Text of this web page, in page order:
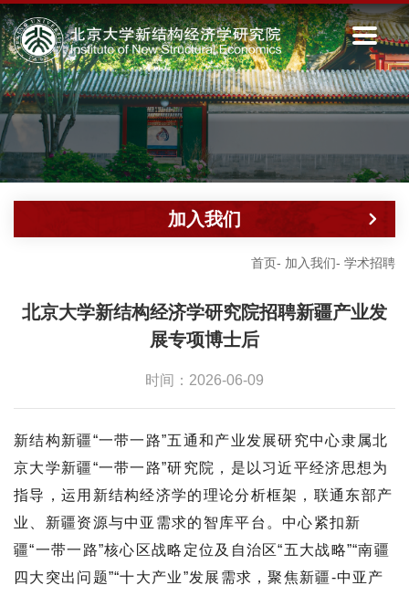
首页- 加入我们- 学术招聘
加入我们
北京大学新结构经济学研究院招聘新疆产业发
展专项博士后
时间：2026-06-09
新结构新疆“一带一路”五通和产业发展研究中心隶属北
京大学新疆“一带一路”研究院，是以习近平经济思想为
指导，运用新结构经济学的理论分析框架，联通东部产
业、新疆资源与中亚需求的智库平台。中心紧扣新
疆“一带一路”核心区战略定位及自治区“五大战略”“南疆
四大突出问题”“十大产业”发展需求，聚焦新疆-中亚产